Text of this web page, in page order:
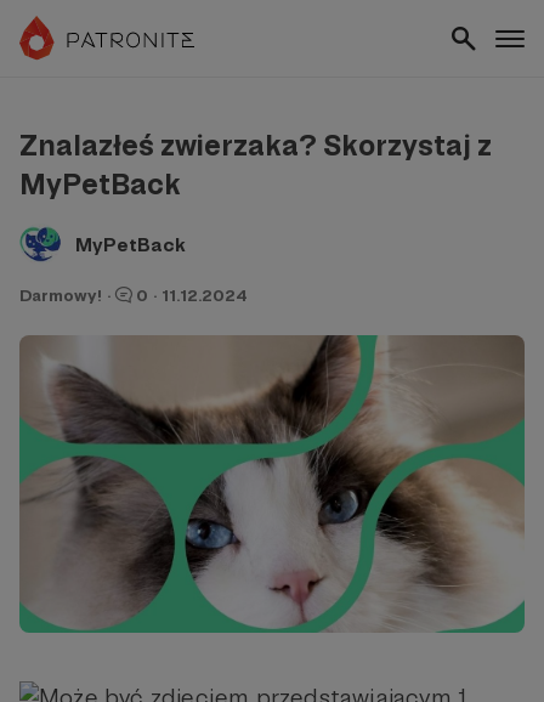
Znalazłeś zwierzaka? Skorzystaj z
MyPetBack
MyPetBack
Darmowy! · 0 · 11.12.2024